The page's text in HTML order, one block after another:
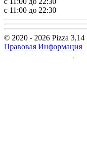
с 11:00 до 22:30
© 2020 - 2026 Pizza 3,14
Правовая Информация